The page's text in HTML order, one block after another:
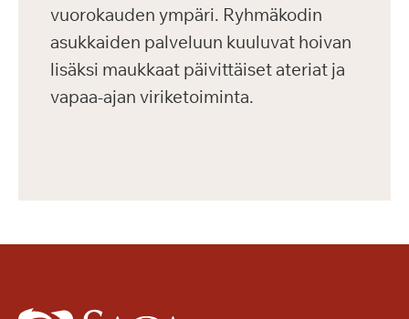
vuorokauden ympäri. Ryhmäkodin
asukkaiden palveluun kuuluvat hoivan
lisäksi maukkaat päivittäiset ateriat ja
vapaa-ajan viriketoiminta.